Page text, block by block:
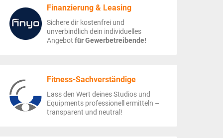
Finanzierung & Leasing
Sichere dir kostenfrei und
unverbindlich dein individuelles
Angebotfür Gewerbetreibende!
Fitness-Sachverständige
Lass den Wert deines Studios und
Equipments professionell ermitteln –
transparent und neutral!